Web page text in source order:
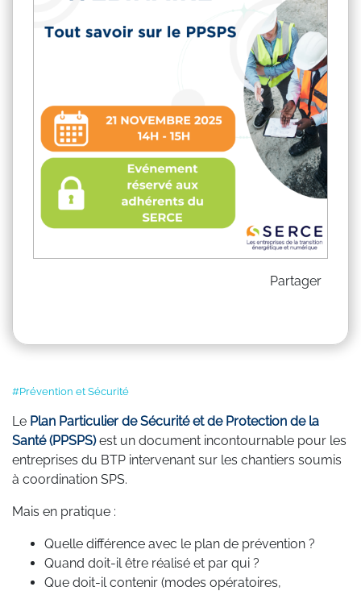
Partager
#Prévention et Sécurité
Le Plan Particulier de Sécurité et de Protection de la
Santé (PPSPS)est un document incontournable pour les
entreprises du BTP intervenant sur les chantiers soumis
à coordination SPS.
Mais en pratique :
Quelle différence avec le plan de prévention ?
Quand doit-il être réalisé et par qui ?
Que doit-il contenir (modes opératoires,